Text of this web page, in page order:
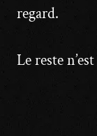
regard.
Le reste